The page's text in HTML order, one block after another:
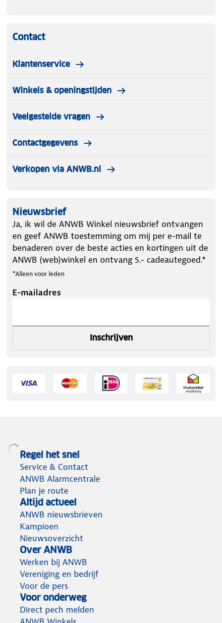
Contact
Klantenservice
Winkels & openingstijden
Veelgestelde vragen
Contactgegevens
Verkopen via ANWB.nl
Nieuwsbrief
Ja, ik wil de ANWB Winkel nieuwsbrief ontvangen
en geef ANWB toestemming om mij per e-mail te
benaderen over de beste acties en kortingen uit de
ANWB (web)winkel en ontvang 5.- cadeautegoed.*
*Alleen voor leden
E-mailadres
Inschrijven
Regel het snel
Service & Contact
ANWB Alarmcentrale
Plan je route
Altijd actueel
ANWB nieuwsbrieven
Kampioen
Nieuwsoverzicht
Over ANWB
Werken bij ANWB
Vereniging en bedrijf
Voor de pers
Voor onderweg
Direct pech melden